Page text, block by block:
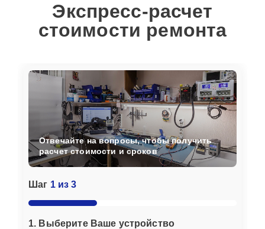
Экспресс-расчет
стоимости ремонта
Шаг 1 из 3
1. Выберите Ваше устройство
Отвечайте на вопросы, чтобы получить
расчет стоимости и сроков